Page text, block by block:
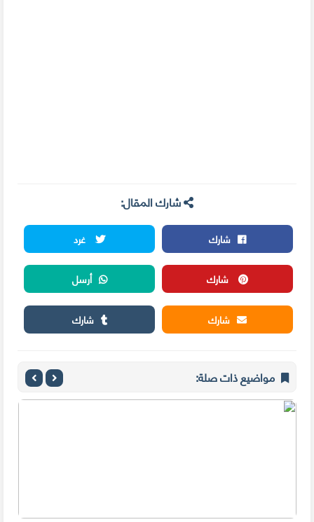
شارك المقال:
شارك
غرد
شارك
أرسل
شارك
شارك
مواضيع ذات صلة: